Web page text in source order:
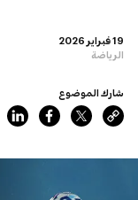
19 فبراير 2026
الرياضة
شارك الموضوع